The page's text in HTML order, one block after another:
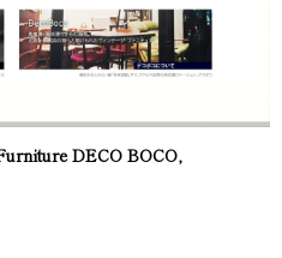
DECO BOCO,